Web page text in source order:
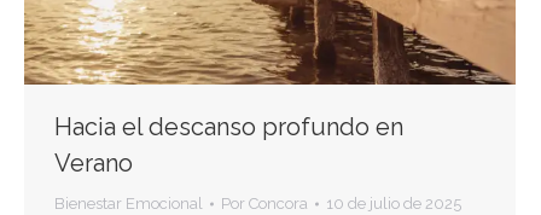
Hacia el descanso profundo en
Verano
Bienestar Emocional Por Concora 10 de julio de 2025